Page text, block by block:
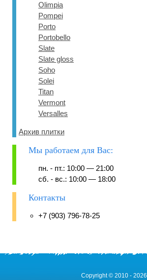
Olimpia
Pompei
Porto
Portobello
Slate
Slate gloss
Soho
Solei
Titan
Vermont
Versalles
Архив плитки
Мы работаем для Вас:
пн. - пт.: 10:00 — 21:00
сб. - вс.: 10:00 — 18:00
Контакты
+7 (903) 796-78-25
Copyright © 2010 - 2026